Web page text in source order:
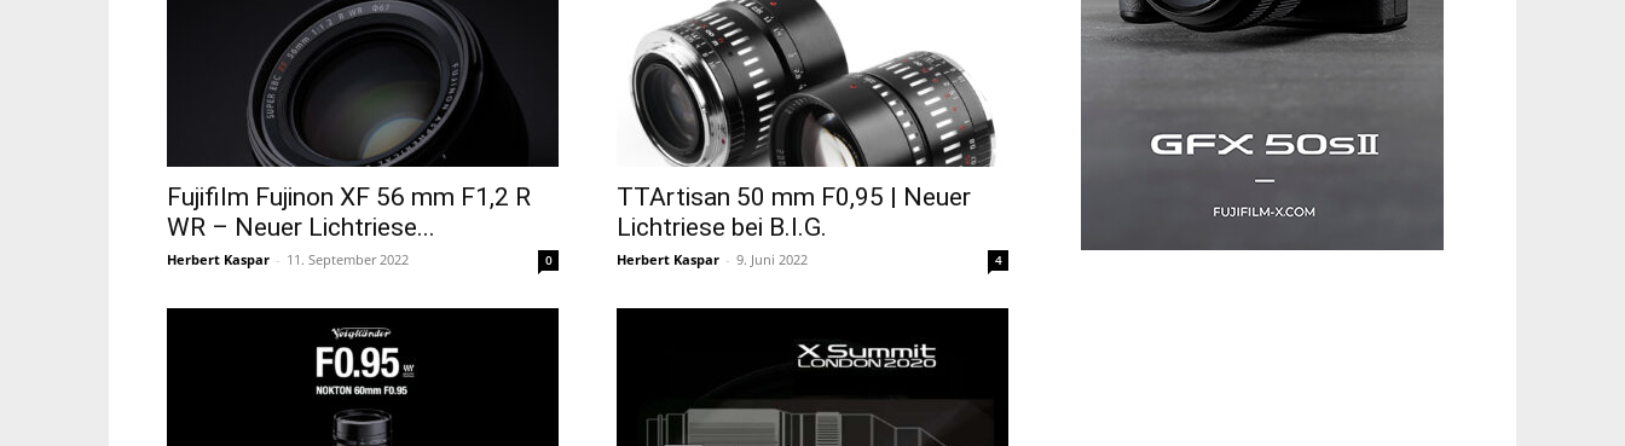
Fujifilm Fujinon XF 56 mm F1,2 R
WR – Neuer Lichtriese...
Herbert Kaspar - 11. September 2022 0
TTArtisan 50 mm F0,95 | Neuer
Lichtriese bei B.I.G.
Herbert Kaspar - 9. Juni 2022 4